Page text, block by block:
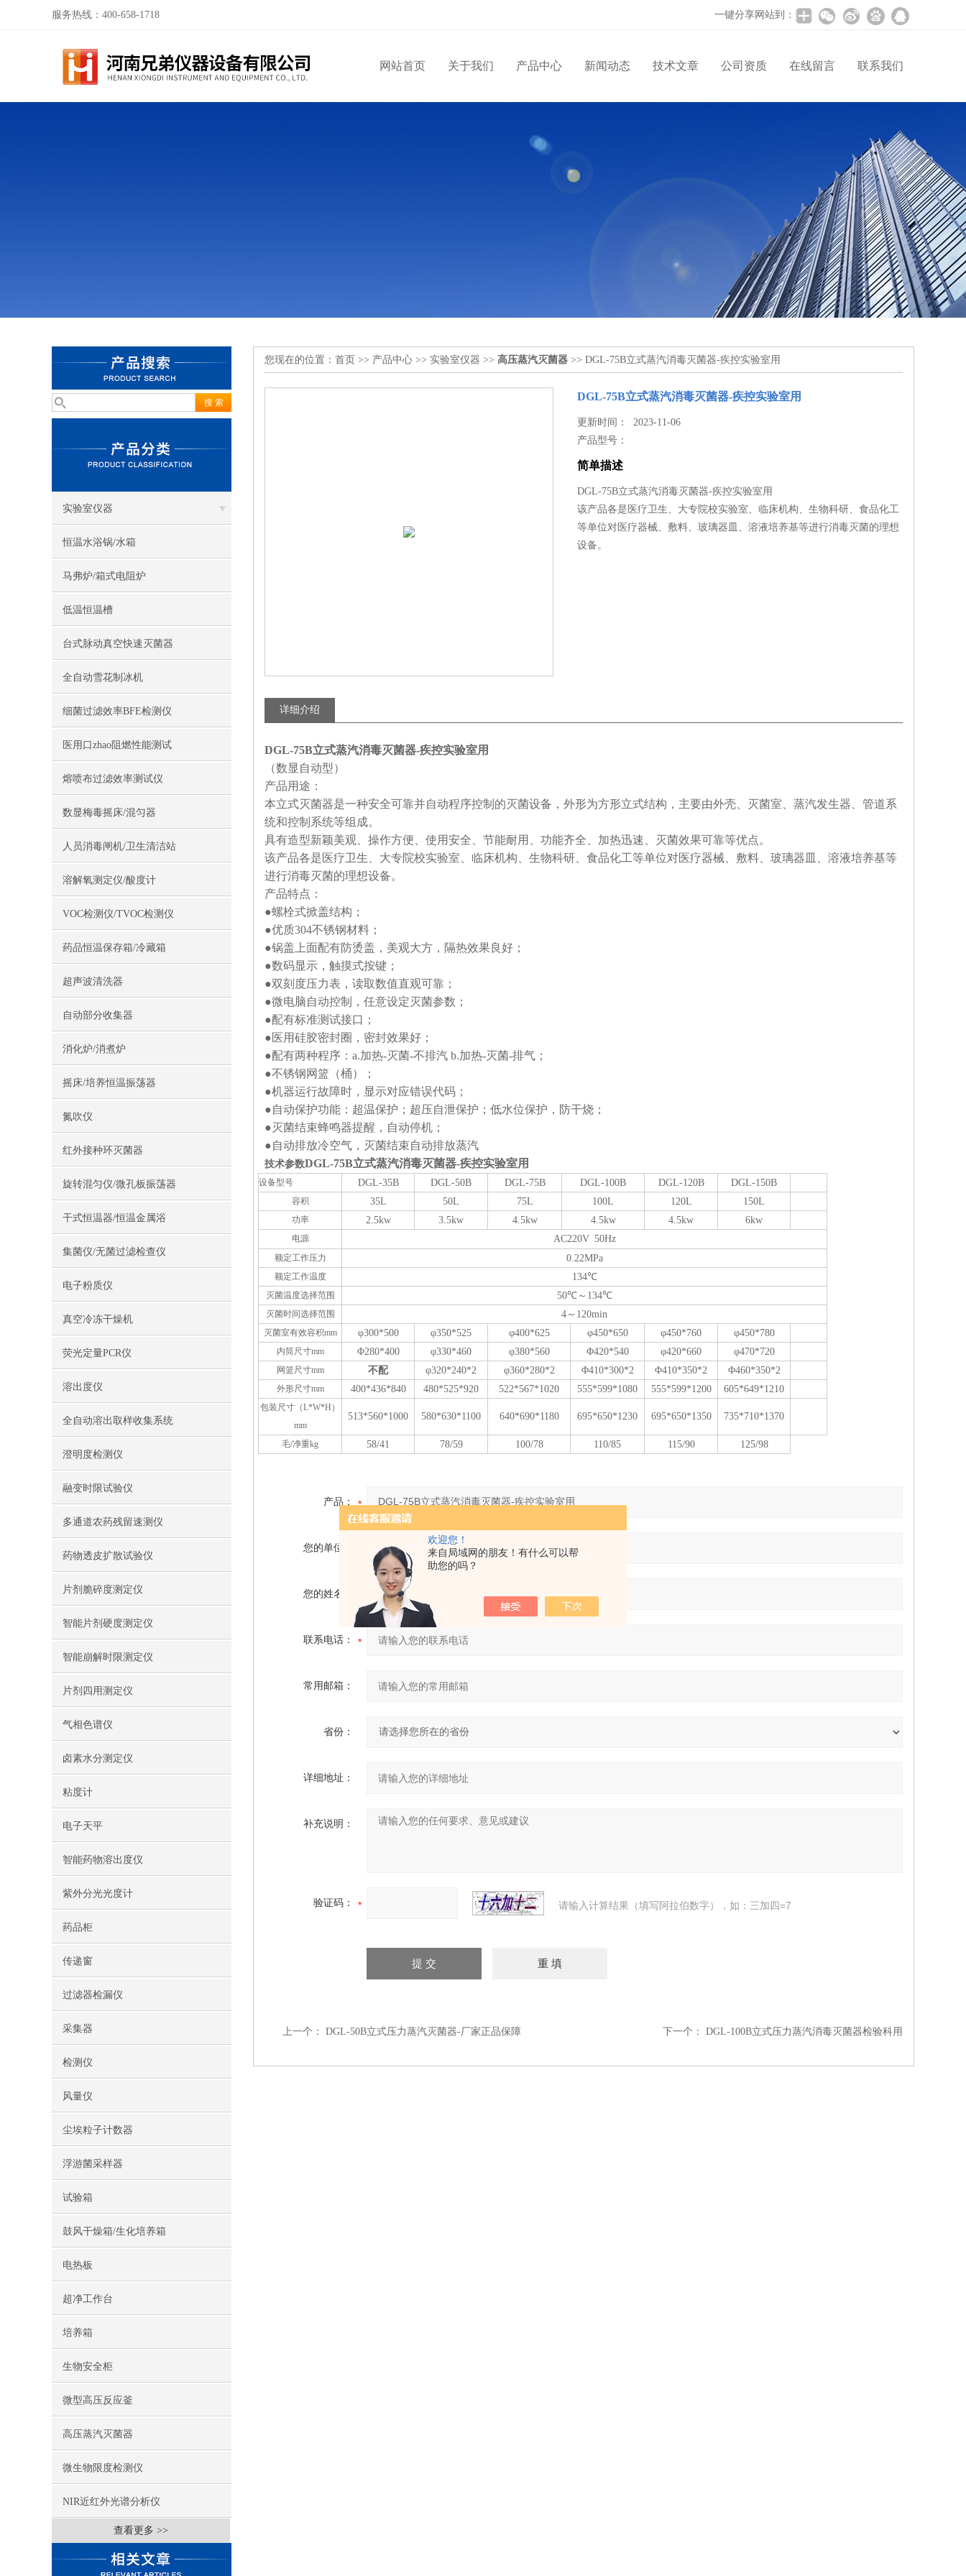
欢迎您！
来自局域网的朋友！有什么可以帮
助您的吗？
服务热线：400-658-1718 一键分享网站到：
网站首页 关于我们 产品中心 新闻动态 技术文章 公司资质 在线留言 联系我们
实验室仪器
恒温水浴锅/水箱
马弗炉/箱式电阻炉
低温恒温槽
台式脉动真空快速灭菌器
全自动雪花制冰机
细菌过滤效率BFE检测仪
医用口zhao阻燃性能测试
熔喷布过滤效率测试仪
数显梅毒摇床/混匀器
人员消毒闸机/卫生清洁站
溶解氧测定仪/酸度计
VOC检测仪/TVOC检测仪
药品恒温保存箱/冷藏箱
超声波清洗器
自动部分收集器
消化炉/消煮炉
摇床/培养恒温振荡器
氮吹仪
红外接种环灭菌器
旋转混匀仪/微孔板振荡器
干式恒温器/恒温金属浴
集菌仪/无菌过滤检查仪
电子粉质仪
真空冷冻干燥机
荧光定量PCR仪
溶出度仪
全自动溶出取样收集系统
澄明度检测仪
融变时限试验仪
多通道农药残留速测仪
药物透皮扩散试验仪
片剂脆碎度测定仪
智能片剂硬度测定仪
智能崩解时限测定仪
片剂四用测定仪
气相色谱仪
卤素水分测定仪
粘度计
电子天平
智能药物溶出度仪
紫外分光光度计
药品柜
传递窗
过滤器检漏仪
采集器
检测仪
风量仪
尘埃粒子计数器
浮游菌采样器
试验箱
鼓风干燥箱/生化培养箱
电热板
超净工作台
培养箱
生物安全柜
微型高压反应釜
高压蒸汽灭菌器
微生物限度检测仪
NIR近红外光谱分析仪
查看更多 >>
您现在的位置： 首页 >> 产品中心 >> 实验室仪器 >> 高压蒸汽灭菌器 >> DGL-75B立式蒸汽消毒灭菌器-疾控实验室用
DGL-75B立式蒸汽消毒灭菌器-疾控实验室用
更新时间： 2023-11-06
产品型号：
简单描述
DGL-75B立式蒸汽消毒灭菌器-疾控实验室用
该产品各是医疗卫生、大专院校实验室、临床机构、生物科研、食品化工
等单位对医疗器械、敷料、玻璃器皿、溶液培养基等进行消毒灭菌的理想
设备。
详细介绍
DGL-75B立式蒸汽消毒灭菌器-疾控实验室用
（数显自动型）
产品用途：
本立式灭菌器是一种安全可靠并自动程序控制的灭菌设备，外形为方形立式结构，主要由外壳、灭菌室、蒸汽发生器、管道系
统和控制系统等组成。
具有造型新颖美观、操作方便、使用安全、节能耐用、功能齐全、加热迅速、灭菌效果可靠等优点。
该产品各是医疗卫生、大专院校实验室、临床机构、生物科研、食品化工等单位对医疗器械、敷料、玻璃器皿、溶液培养基等
进行消毒灭菌的理想设备。
产品特点：
●螺栓式掀盖结构；
●优质304不锈钢材料；
●锅盖上面配有防烫盖，美观大方，隔热效果良好；
●数码显示，触摸式按键；
●双刻度压力表，读取数值直观可靠；
●微电脑自动控制，任意设定灭菌参数；
●配有标准测试接口；
●医用硅胶密封圈，密封效果好；
●配有两种程序：a.加热-灭菌-不排汽 b.加热-灭菌-排气；
●不锈钢网篮（桶）；
●机器运行故障时，显示对应错误代码；
●自动保护功能：超温保护；超压自泄保护；低水位保护，防干烧；
●灭菌结束蜂鸣器提醒，自动停机；
●自动排放冷空气，灭菌结束自动排放蒸汽
技术参数DGL-75B立式蒸汽消毒灭菌器-疾控实验室用
设备型号 DGL-35B DGL-50B DGL-75B DGL-100B DGL-120B DGL-150B
容积 35L 50L 75L 100L 120L 150L
功率 2.5kw 3.5kw 4.5kw 4.5kw 4.5kw 6kw
电源 AC220V 50Hz
额定工作压力 0.22MPa
额定工作温度 134℃
灭菌温度选择范围 50℃～134℃
灭菌时间选择范围 4～120min
灭菌室有效容积mm φ300*500 φ350*525 φ400*625 φ450*650 φ450*760 φ450*780
内筒尺寸mm Φ280*400 φ330*460 φ380*560 Φ420*540 φ420*660 φ470*720
网篮尺寸mm 不配 φ320*240*2 φ360*280*2 Φ410*300*2 Φ410*350*2 Φ460*350*2
外形尺寸mm 400*436*840 480*525*920 522*567*1020 555*599*1080 555*599*1200 605*649*1210
包装尺寸 （L*W*H ）
mm
513*560*1000 580*630*1100 640*690*1180 695*650*1230 695*650*1350 735*710*1370
毛/净重kg 58/41 78/59 100/78 110/85 115/90 125/98
产品：
您的单位：
您的姓名：
联系电话：
常用邮箱：
省份：
详细地址：
补充说明：
验证码： 请输入计算结果（填写阿拉伯数字），如：三加四=7
上一个： DGL-50B立式压力蒸汽灭菌器-厂家正品保障 下一个： DGL-100B立式压力蒸汽消毒灭菌器检验科用